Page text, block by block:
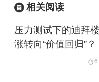
价格波动以及部
抬头。
受中东局势升
相关阅读
压力测试下的迪拜
涨转向“价值回归”？